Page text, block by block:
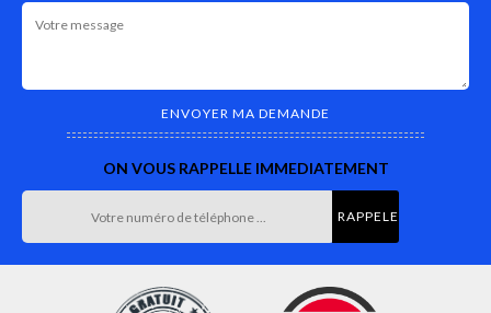
ON VOUS RAPPELLE IMMEDIATEMENT